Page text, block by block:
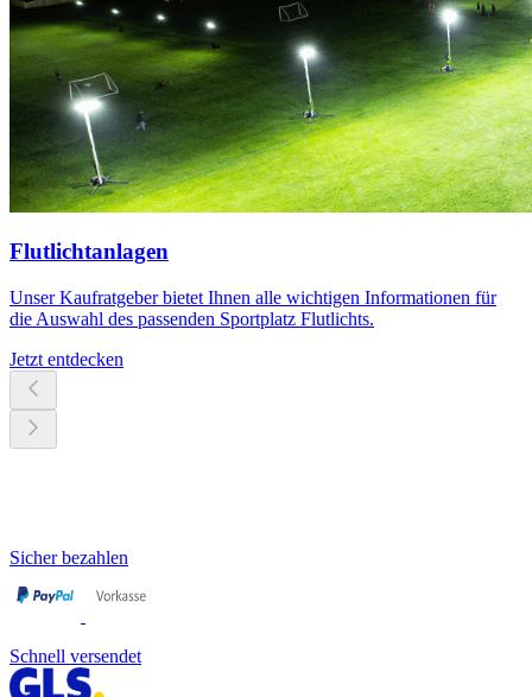
Flutlichtanlagen
Unser Kaufratgeber bietet Ihnen alle wichtigen Informationen für
die Auswahl des passenden Sportplatz Flutlichts.
Jetzt entdecken
Sicher bezahlen
Schnell versendet